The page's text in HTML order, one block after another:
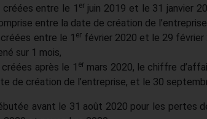
entre le 1 er juin 2019 et le 31 janvier
entre la date de création de
entre le 1 er février 2020 et le 29 février
sur 1 mois,
après le 1 er mars 2020, le chiffre
de création de l’entreprise, et le 30
avant le 31 août 2020 pour les pertes